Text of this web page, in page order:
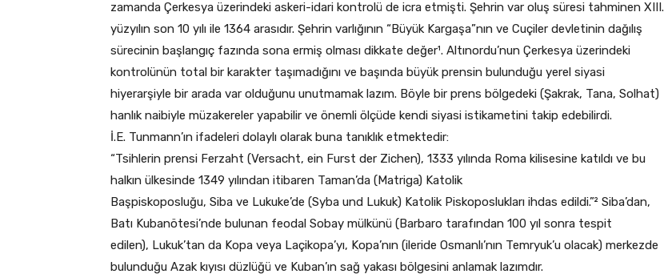
zamanda Çerkesya üzerindeki askeri-idari kontrolü de icra etmişti. Şehrin var oluş süresi tahminen XIII.
yüzyılın son 10 yılı ile 1364 arasıdır. Şehrin varlığının “Büyük Kargaşa”nın ve Cuçiler devletinin dağılış
sürecinin başlangıç fazında sona ermiş olması dikkate değer¹. Altınordu’nun Çerkesya üzerindeki
kontrolünün total bir karakter taşımadığını ve başında büyük prensin bulunduğu yerel siyasi
hiyerarşiyle bir arada var olduğunu unutmamak lazım. Böyle bir prens bölgedeki (Şakrak, Tana, Solhat)
hanlık naibiyle müzakereler yapabilir ve önemli ölçüde kendi siyasi istikametini takip edebilirdi.
İ.E. Tunmann’ın ifadeleri dolaylı olarak buna tanıklık etmektedir:
“Tsihlerin prensi Ferzaht (Versacht, ein Furst der Zichen), 1333 yılında Roma kilisesine katıldı ve bu
halkın ülkesinde 1349 yılından itibaren Taman’da (Matriga) Katolik
Başpiskoposluğu, Siba ve Lukuke’de (Syba und Lukuk) Katolik Piskoposlukları ihdas edildi.”² Siba’dan,
Batı Kubanötesi’nde bulunan feodal Sobay mülkünü (Barbaro tarafından 100 yıl sonra tespit
edilen), Lukuk’tan da Kopa veya Laçikopa’yı, Kopa’nın (ileride Osmanlı’nın Temryuk’u olacak) merkezde
bulunduğu Azak kıyısı düzlüğü ve Kuban’ın sağ yakası bölgesini anlamak lazımdır.